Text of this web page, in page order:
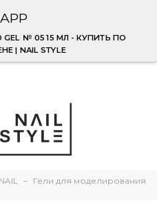
GEL № 05 15 МЛ - КУПИТЬ ПО
| NAIL STYLE
Гели для моделирования